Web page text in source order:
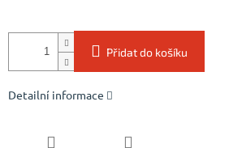
Přidat do košíku
Detailní informace